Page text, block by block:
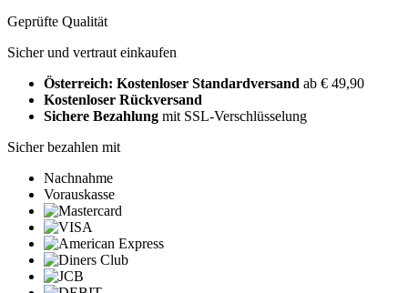
Geprüfte Qualität
Sicher und vertraut einkaufen
Österreich: Kostenloser Standardversand ab € 49,90
Kostenloser Rückversand
Sichere Bezahlung mit SSL-Verschlüsselung
Sicher bezahlen mit
Nachnahme
Vorauskasse